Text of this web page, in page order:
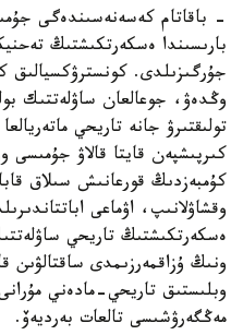
- باقاتام كەسەنەسىندەگى
بارىسىندا ەسكەرتكىشتىڭ
جۇرگىزىلدى. كونسترۋكسيالىق
وڭدەۋ، جوعالعان ساۋلەتتىك
تولىقتىرۋ جانە تاريحي
كىرپىشپەن قايتا قالاۋ جۇمىسى
كۇمبەزدىڭ قورعانىش سىلاق
وقشاۋلانىپ، اۋماعى
ەسكەرتكىشتىڭ تاريحي
ونىڭ ۇزاقمەرزىمدى
وبلىستىق تاريحي-مادەني
مەڭگەرۋشىسى تالعات بەرديەۆ.